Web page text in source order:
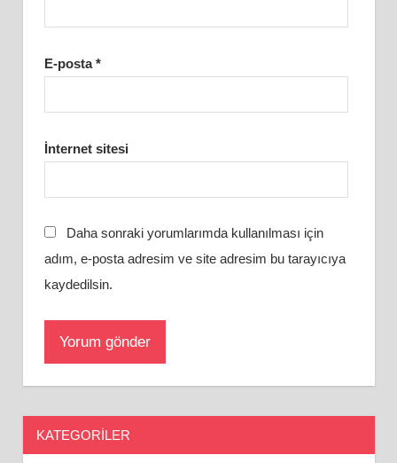
E-posta*
İnternet sitesi
Daha sonraki yorumlarımda kullanılması için
adım, e-posta adresim ve site adresim bu tarayıcıya
kaydedilsin.
KATEGORILER